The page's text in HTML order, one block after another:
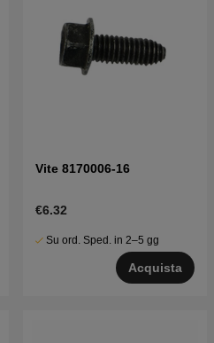
Vite 8170006-16
€6.32
Su ord. Sped. in 2–5 gg
Acquista